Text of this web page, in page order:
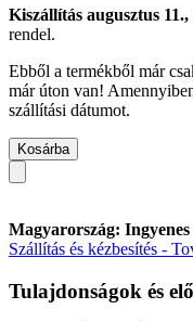
Kiszállítás augusztus 11.,
rendel.
Ebből a termékből már
már úton van!
szállítási dátumot.
Kosárba
Magyarország:
Szállítás és kézbesítés -
Tulajdonságok és